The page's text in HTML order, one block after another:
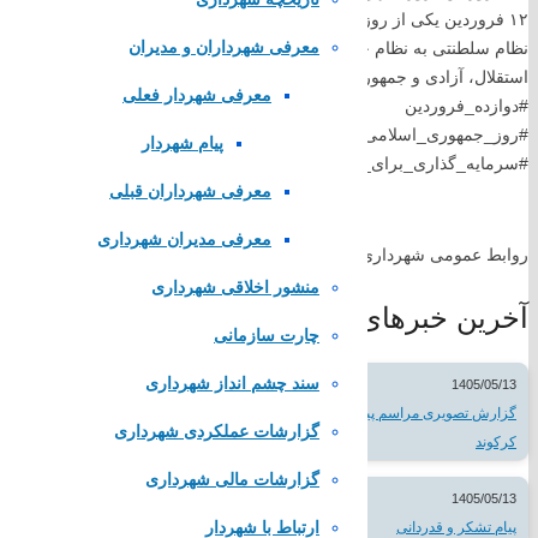
معرفی شهرداران و مدیران
معرفی شهردار فعلی
پیام شهردار
معرفی شهرداران قبلی
معرفی مدیران شهرداری
منشور اخلاقی شهرداری
چارت سازمانی
سند چشم انداز شهرداری
گزارشات عملکردی شهرداری
گزارشات مالی شهرداری
ارتباط با شهردار
استقلال، آزادی و جمهوری اسلامی ملت ایران به بار نشست و نظام جمهوری
#دوازده_فروردین
#روز_جمهوری_اسلامی
#سرمایه_گذاری_برای_تولید
روابط عمومی شهرداری و شورای اسلامی شهر
آخرین خبرهای شهر
1405/05/13
گزارش تصویری مراسم پیاده روی اربعین حسینی در شهر
کرکوند
1405/05/13
پیام تشکر و قدردانی
قوه قضاییه کشور
سازمان شهرداری ها و دهیاری های کشور
لینک های محلی
استانداری اصفهان
شرکت مخابرات مبارکه
پایگاه همیاری شهرداری های اصفهان
تماس با
تلفن تماس: 52383266
پست الکترونیک: